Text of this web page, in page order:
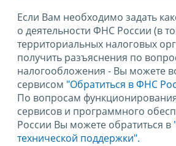
Если Вам необходимо задать
о деятельности ФНС России (в
территориальных налоговых
получить разъяснения по
налогообложения - Вы можете
сервисом "Обратиться в ФНС
По вопросам
сервисов и программного
России Вы можете обратиться в
технической поддержки".